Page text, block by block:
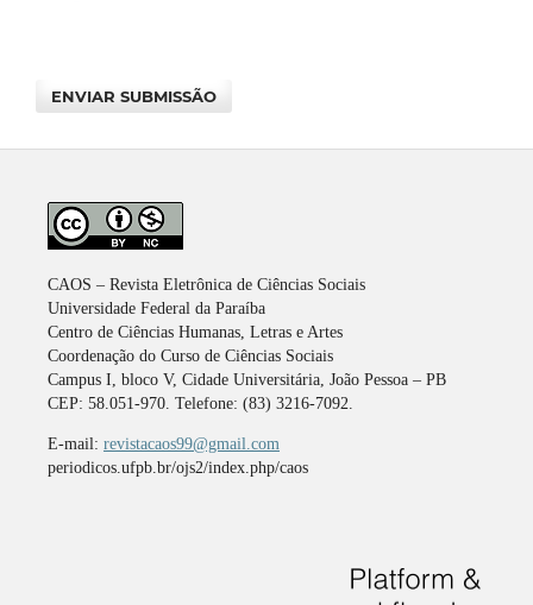
ENVIAR SUBMISSÃO
CAOS – Revista Eletrônica de Ciências Sociais
Universidade Federal da Paraíba
Centro de Ciências Humanas, Letras e Artes
Coordenação do Curso de Ciências Sociais
Campus I, bloco V, Cidade Universitária, João Pessoa – PB
CEP: 58.051-970. Telefone: (83) 3216-7092.
E-mail: revistacaos99@gmail.com
periodicos.ufpb.br/ojs2/index.php/caos